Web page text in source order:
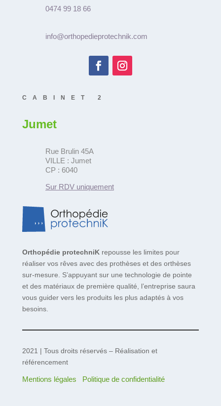
0474 99 18 66
info@orthopedieprotechnik.com
CABINET 2
Jumet
Rue Brulin 45A
VILLE : Jumet
CP : 6040
Sur RDV uniquement
Orthopédie protechniKrepousse les limites pour
réaliser vos rêves avec des prothèses et des orthèses
sur-mesure. S’appuyant sur une technologie de pointe
et des matériaux de première qualité, l’entreprise saura
vous guider vers les produits les plus adaptés à vos
besoins.
2021 | Tous droits réservés – Réalisation et
référencement
Mentions légales Politique de confidentialité